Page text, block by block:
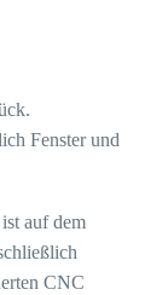
Fenster und
auf dem
CNC